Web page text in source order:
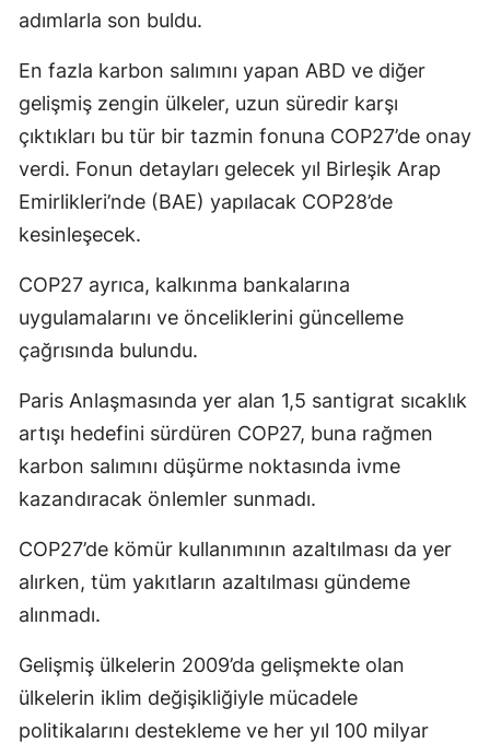
adımlarla son buldu.
En fazla karbon salımını yapan ABD ve diğer
gelişmiş zengin ülkeler, uzun süredir karşı
çıktıkları bu tür bir tazmin fonuna COP27’de onay
verdi. Fonun detayları gelecek yıl Birleşik Arap
Emirlikleri’nde (BAE) yapılacak COP28’de
kesinleşecek.
COP27 ayrıca, kalkınma bankalarına
uygulamalarını ve önceliklerini güncelleme
çağrısında bulundu.
Paris Anlaşmasında yer alan 1,5 santigrat sıcaklık
artışı hedefini sürdüren COP27, buna rağmen
karbon salımını düşürme noktasında ivme
kazandıracak önlemler sunmadı.
COP27’de kömür kullanımının azaltılması da yer
alırken, tüm yakıtların azaltılması gündeme
alınmadı.
Gelişmiş ülkelerin 2009’da gelişmekte olan
ülkelerin iklim değişikliğiyle mücadele
politikalarını destekleme ve her yıl 100 milyar